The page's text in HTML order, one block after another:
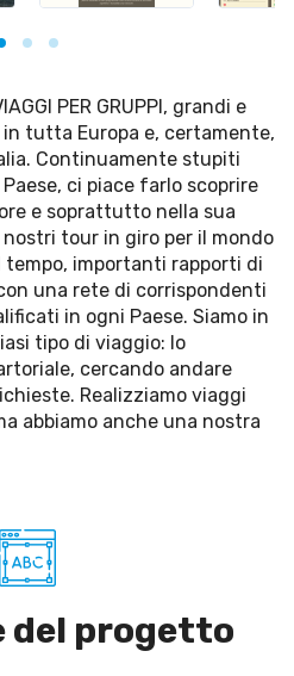
PER GRUPPI, grandi e
tutta Europa e, certamente,
Continuamente stupiti
ci piace farlo scoprire
e soprattutto nella sua
tour in giro per il mondo
tempo, importanti rapporti di
una rete di corrispondenti
in ogni Paese. Siamo in
tipo di viaggio: lo
cercando andare
Realizziamo viaggi
abbiamo anche una nostra
del progetto